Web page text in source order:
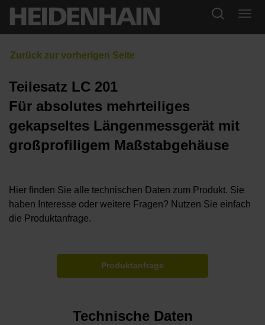
Teilesatz LC 201
Für absolutes mehrteiliges
gekapseltes Längenmessgerät mit
großprofiligem Maßstabgehäuse
Hier finden Sie alle technischen Daten zum Produkt. Sie
haben Interesse oder weitere Fragen? Nutzen Sie einfach
die Produktanfrage.
Produktanfrage
Technische Daten